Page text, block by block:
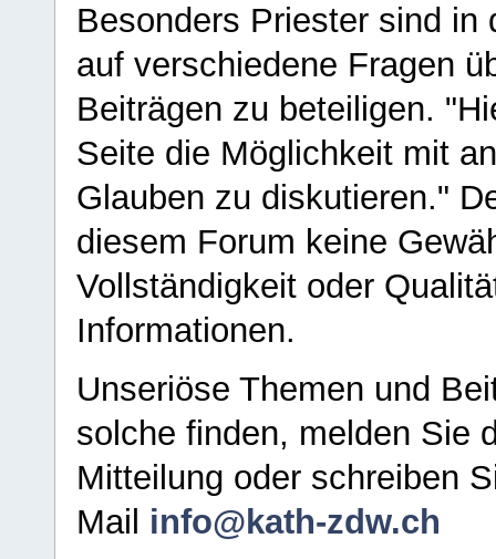
Besonders Priester sind in
auf verschiedene Fragen
Beiträgen zu beteiligen.
Seite die Möglichkeit mit
Glauben zu diskutieren."
diesem Forum keine
Vollständigkeit oder
Informationen.
Unseriöse Themen und
solche finden, melden Sie
Mitteilung oder schreiben
Mail info@kath-zdw.ch